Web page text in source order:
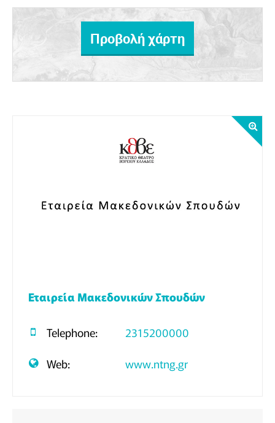
Προβολή χάρτη
Εταιρεία Μακεδονικών Σπουδών
Telephone:
2315200000
Web:
www.ntng.gr